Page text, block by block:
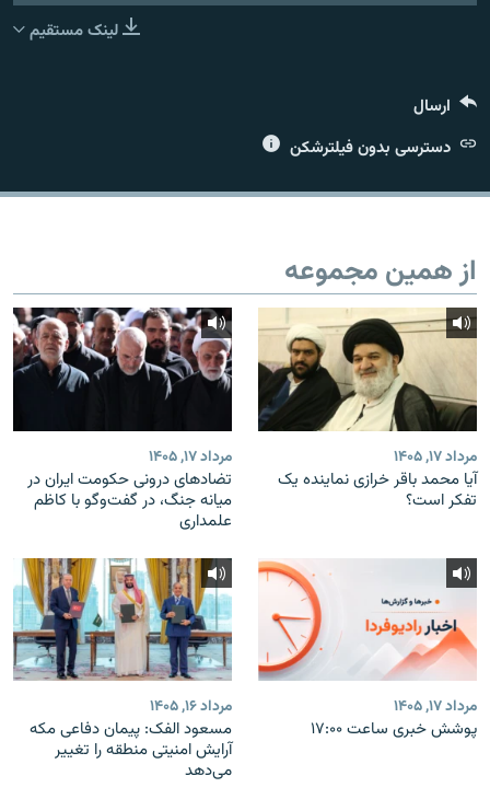
لینک مستقیم
ارسال
دسترسی بدون فیلترشکن
از همین مجموعه
مرداد ۱۷, ۱۴۰۵
آیا محمد باقر خرازی نماینده یک
تفکر است؟
مرداد ۱۷, ۱۴۰۵
تضادهای درونی حکومت ایران در
میانه جنگ، در گفت‌‌وگو با کاظم
علمداری
مرداد ۱۷, ۱۴۰۵
پوشش خبری ساعت ۱۷:۰۰
مرداد ۱۶, ۱۴۰۵
مسعود الفک: پیمان دفاعی مکه
آرایش امنیتی منطقه را تغییر
می‌دهد